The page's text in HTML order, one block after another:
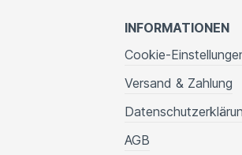
INFORMATIONEN
Cookie-
Versand & Zahlung
AGB